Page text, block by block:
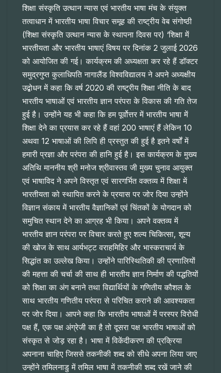
शिक्षा संस्कृति उत्थान न्यास एवं भारतीय भाषा मंच के संयुक्त
तत्वाधान में भारतीय भाषा विचार समूह की राष्ट्रीय वेब संगोष्ठी
(शिक्षा संस्कृति उत्थान न्यास के स्थापना दिवस पर) ‘शिक्षा में
भारतीयता और भारतीय भाषाएं विषय पर दिनांक 2 जुलाई 2026
को आयोजित की गई। कार्यक्रम की अध्यक्षता कर रहे हैं डॉक्टर
समुद्रगुप्त कुलाधिपति नागालैंड विश्वविद्यालय ने अपने अध्यक्षीय
उद्बोधन में कहा कि वर्ष 2020 की राष्ट्रीय शिक्षा नीति के बाद
भारतीय भाषाओं एवं भारतीय ज्ञान परंपरा के विकास की गति तेज
हुई है। उन्होंने यह भी कहा कि हम पूर्वोत्तर में भारतीय भाषा में
शिक्षा देने का प्रयास कर रहे हैं वहां 200 भाषाएं हैं लेकिन 10
अथवा 12 भाषाओं की लिपि ही प्रस्तुत की हुई है इतने वर्षों में
हमारी प्रज्ञा और परंपरा की हानि हुई है। इस कार्यक्रम के मुख्य
अतिथि माननीय श्री मनोज श्रीवास्तव जी मुख्य चुनाव आयुक्त
एवं भाषाविद ने अपने विस्तृत एवं सारगर्भित वक्तव्य में शिक्षा में
भारतीयता को स्थापित करने के प्रयास पर जोर दिया उन्होंने
विज्ञान संकाय में भारतीय वैज्ञानिकों एवं चिंतकों के योगदान को
समुचित स्थान देने का आग्रह भी किया। अपने वक्तव्य में
भारतीय ज्ञान परंपरा पर विचार करते हुए शल्य चिकित्सा, शून्य
की खोज के साथ आर्यभट्ट वराहमिहिर और भास्कराचार्य के
सिद्धांत का उल्लेख किया। उन्होंने पारिस्थितिकी की प्रणालियों
की महत्ता की चर्चा की साथ ही भारतीय ज्ञान निर्माण की पद्धतियों
को शिक्षा का अंग बनाने तथा विद्यार्थियों के गणितीय कौशल के
साथ भारतीय गणितीय परंपरा से परिचित कराने की आवश्यकता
पर जोर दिया। आपने कहा कि भारतीय भाषाओं में परस्पर विरोधी
पक्ष हैं, एक पक्ष अंग्रेजी का है तो दूसरा पक्ष भारतीय भाषाओं को
संस्कृत से जोड़ रहा है। भाषा में विकेंदीकरण की प्रक्रिया
अपनाना चाहिए जिससे तकनीकी शब्द को सीधे अपना लिया जाए
उन्होंने तमिलनाडु में तमिल भाषा में तकनीकी शब्द रखें जाने की